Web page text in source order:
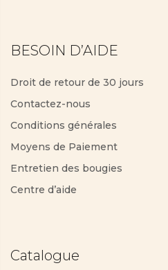
BESOIN D’AIDE
Droit de retour de 30 jours
Contactez-nous
Conditions générales
Moyens de Paiement
Entretien des bougies
Centre d’aide
Catalogue